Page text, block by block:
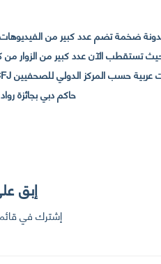
ضخمة تضم عدد كبير من
حاكم دبي بجائزة رواد التواصل
إبق
إشترك في